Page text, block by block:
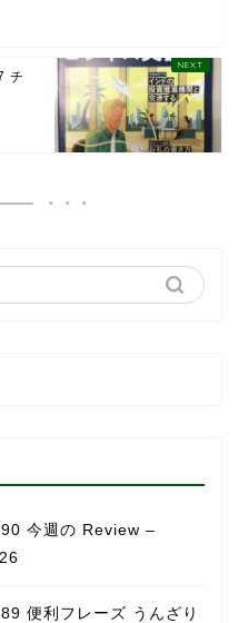
チ
90 今週の Review –
便利フレーズ うんざり